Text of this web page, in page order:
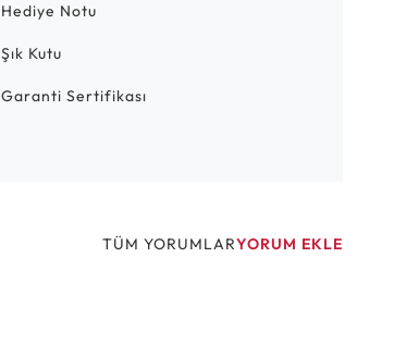
Hediye Notu
Şık Kutu
Garanti Sertifikası
TÜM YORUMLARYORUM EKLE